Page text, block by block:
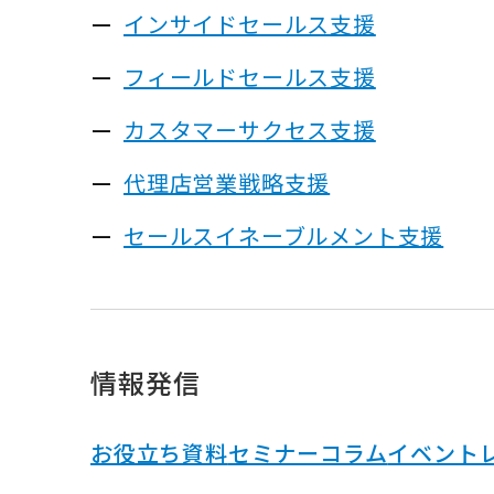
インサイドセールス支援
フィールドセールス支援
カスタマーサクセス支援
代理店営業戦略支援
セールスイネーブルメント支援
情報発信
お役立ち資料セミナー コラムイベント